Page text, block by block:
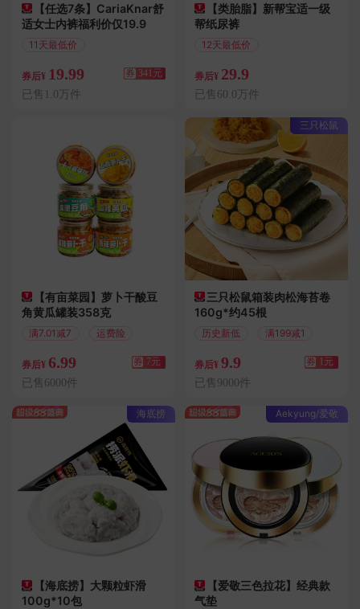
【任选7条】CariaKnar舒
适女士内裤福利价仅19.9
11天最低价
券后¥ 19.99 券 341元
已售1.0万件
【有亩菜园】萝卜干酸豆
角黄瓜罐装358克
满7.01减7 运费险
券后¥ 6.99 券 7元
已售6000件
海底捞
【海底捞】大颗粒虾滑
100g*10包
【类胎脂】新帮宝适一级
帮纸尿裤
12天最低价
券后¥ 29.9
已售60.0万件
三只松鼠
三只松鼠箱装肉松海苔卷
160g*约45根
历史新低 满199减1
券后¥ 9.9 券 1元
已售9000件
Aekyung/爱敬
【爱敬三色拉花】经典款
气垫